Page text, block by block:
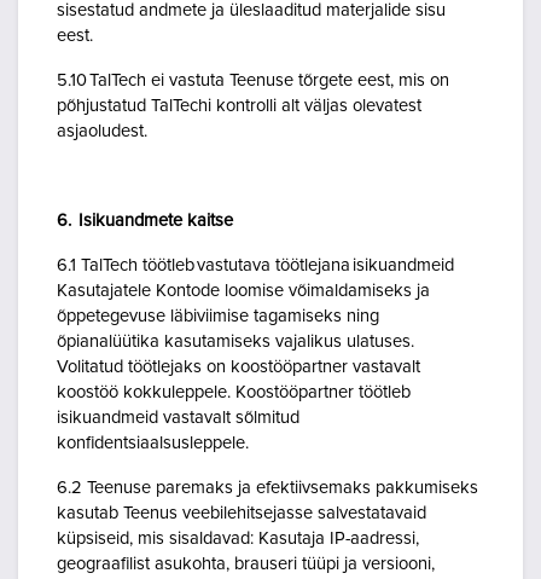
sisestatud andmete ja üleslaaditud materjalide sisu
eest.
5.10 TalTech ei vastuta Teenuse tõrgete eest, mis on
põhjustatud TalTechi kontrolli alt väljas olevatest
asjaoludest.
6. Isikuandmete kaitse
6.1 TalTech töötleb vastutava töötlejana isikuandmeid
Kasutajatele Kontode loomise võimaldamiseks ja
õppetegevuse läbiviimise tagamiseks ning
õpianalüütika kasutamiseks vajalikus ulatuses.
Volitatud töötlejaks on koostööpartner vastavalt
koostöö kokkuleppele. Koostööpartner töötleb
isikuandmeid vastavalt sõlmitud
konfidentsiaalsusleppele.
6.2 Teenuse paremaks ja efektiivsemaks pakkumiseks
kasutab Teenus veebilehitsejasse salvestatavaid
küpsiseid, mis sisaldavad: Kasutaja IP-aadressi,
geograafilist asukohta, brauseri tüüpi ja versiooni,